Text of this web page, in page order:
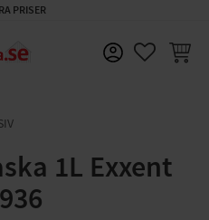
PRISER
1L Exxent